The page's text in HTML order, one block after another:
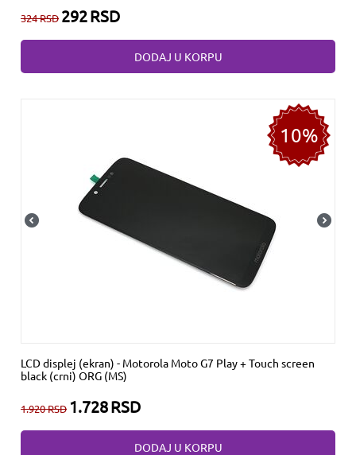
324RSD 292RSD
DODAJ U KORPU
10%
LCD displej (ekran) - Motorola Moto G7 Play + Touch screen
black (crni) ORG (MS)
1.920RSD 1.728RSD
DODAJ U KORPU